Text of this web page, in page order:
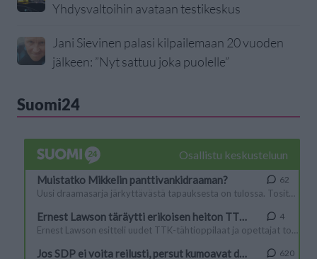
Yhdysvaltoihin avataan testikeskus
Jani Sievinen palasi kilpailemaan 20 vuoden
jälkeen: ”Nyt sattuu joka puolelle”
Suomi24